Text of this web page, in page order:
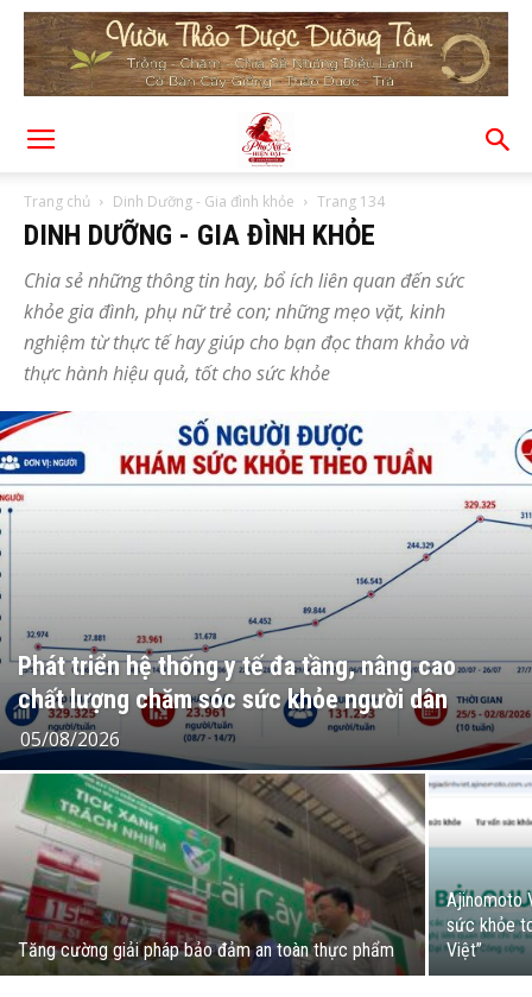
Trang chủ Dinh Dưỡng - Gia đình khỏe Trang 134
DINH DƯỠNG - GIA ĐÌNH KHỎE
Chia sẻ những thông tin hay, bổ ích liên quan đến sức
khỏe gia đình, phụ nữ trẻ con; những mẹo vặt, kinh
nghiệm từ thực tế hay giúp cho bạn đọc tham khảo và
thực hành hiệu quả, tốt cho sức khỏe
Phát triển hệ thống y tế đa tầng, nâng cao
chất lượng chăm sóc sức khỏe người dân
05/08/2026
Tăng cường giải pháp bảo đảm an toàn thực phẩm
Ajinomoto
sức khỏe
Việt”